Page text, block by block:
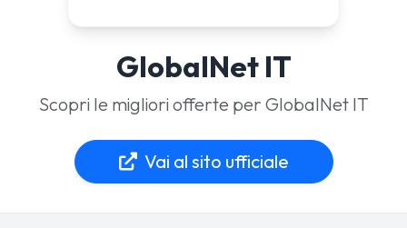
GlobalNet IT
Scopri le migliori offerte per GlobalNet IT
Vai al sito ufficiale